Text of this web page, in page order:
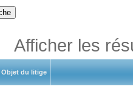
Afficher les
Objet du litige